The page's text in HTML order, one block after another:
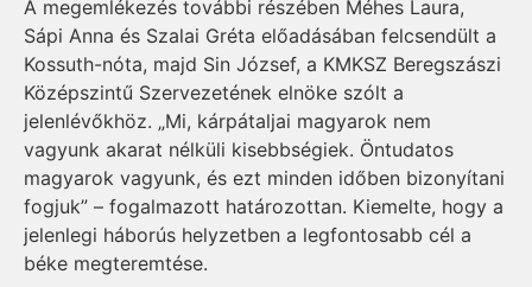
A megemlékezés további részében Méhes Laura,
Sápi Anna és Szalai Gréta előadásában felcsendült a
Kossuth-nóta, majd Sin József, a KMKSZ Beregszászi
Középszintű Szervezetének elnöke szólt a
jelenlévőkhöz. „Mi, kárpátaljai magyarok nem
vagyunk akarat nélküli kisebbségiek. Öntudatos
magyarok vagyunk, és ezt minden időben bizonyítani
fogjuk” – fogalmazott határozottan. Kiemelte, hogy a
jelenlegi háborús helyzetben a legfontosabb cél a
béke megteremtése.